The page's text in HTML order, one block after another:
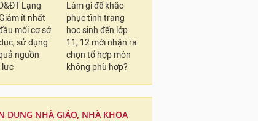
Lạng
ít nhất
mối cơ sở
sử dụng
nguồn
lực
Làm gì để khắc
phục tình trạng
học sinh đến lớp
11, 12 mới nhận ra
chọn tổ hợp môn
không phù hợp?
DUNG NHÀ GIÁO, NHÀ KHOA